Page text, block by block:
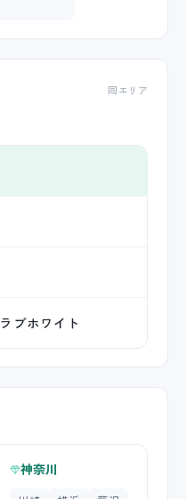
同エリア
ブホワイト
神奈川